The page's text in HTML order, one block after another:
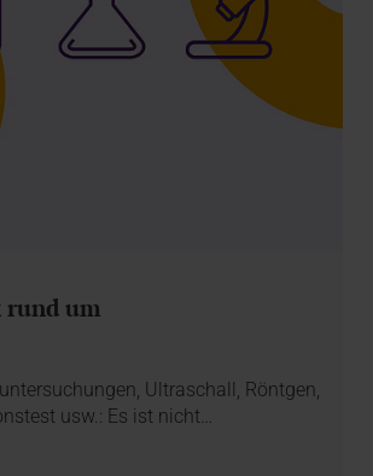
um
Ultraschall, Röntgen,
usw.: Es ist nicht…